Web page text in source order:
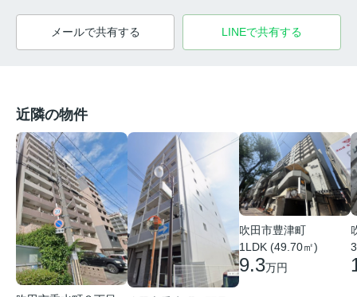
メールで共有する LINEで共有する
近隣の物件
吹田市豊津町
1LDK (49.70㎡)
9.3万円